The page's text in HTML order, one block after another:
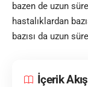
bazen de uzun
hastalıklardan
bazısı da uzun
İçerik